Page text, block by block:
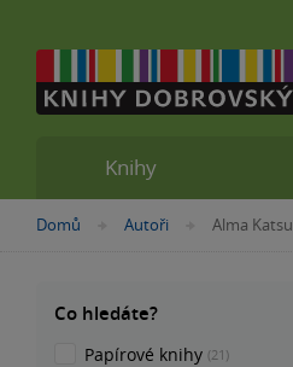
Nacházíte
Domů »Autoři »Alma Katsu
Co hledáte?
Papírové knihy (21)
Knihy